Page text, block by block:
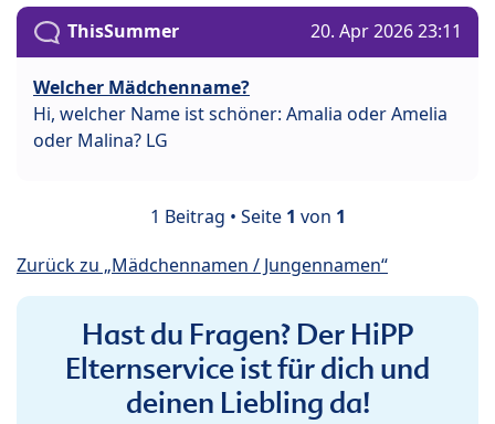
ThisSummer 20. Apr 2026 23:11
Welcher Mädchenname?
Hi, welcher Name ist schöner: Amalia oder Amelia
oder Malina? LG
1 Beitrag • Seite 1 von 1
Zurück zu „Mädchennamen / Jungennamen“
Hast du Fragen? Der HiPP
Elternservice ist für dich und
deinen Liebling da!